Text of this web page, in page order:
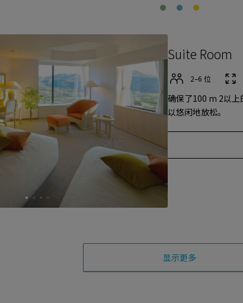
Suite Room
2–6 位
确保了100 m 2以上
以悠闲地放松。
显示更多